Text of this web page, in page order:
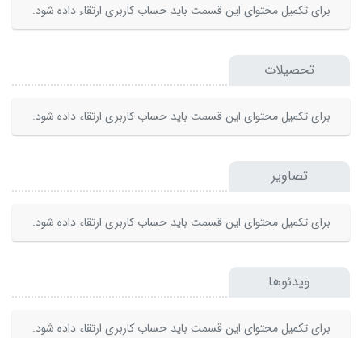
برای تکمیل محتوای این قسمت باید حساب کاربری ارتقاء داده شود.
تحصیلات
برای تکمیل محتوای این قسمت باید حساب کاربری ارتقاء داده شود.
تصاویر
برای تکمیل محتوای این قسمت باید حساب کاربری ارتقاء داده شود.
ویدئوها
برای تکمیل محتوای این قسمت باید حساب کاربری ارتقاء داده شود.